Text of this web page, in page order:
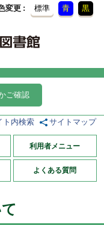
変更 標準 青 黒
ご確認
ト内検索 サイトマップ
利用者メニュー
よくある質問